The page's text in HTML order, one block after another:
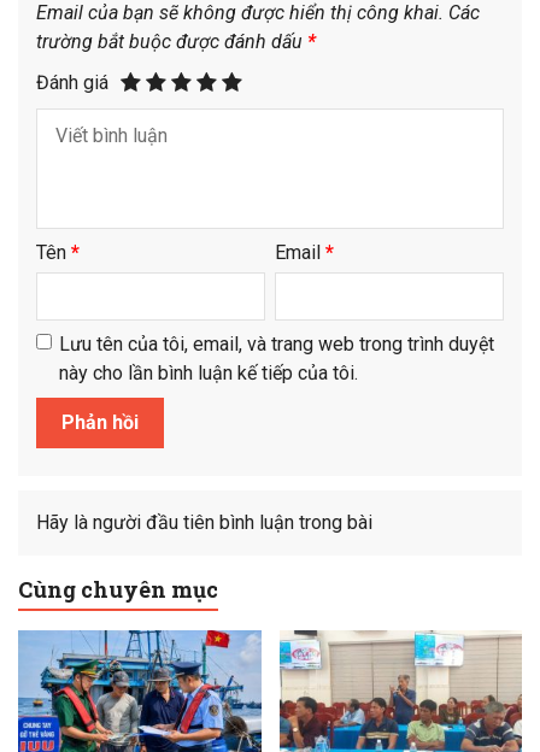
Email của bạn sẽ không được hiển thị công khai. Các
trường bắt buộc được đánh dấu *
Đánh giá
Tên * Email *
Lưu tên của tôi, email, và trang web trong trình duyệt
này cho lần bình luận kế tiếp của tôi.
Hãy là người đầu tiên bình luận trong bài
Cùng chuyên mục